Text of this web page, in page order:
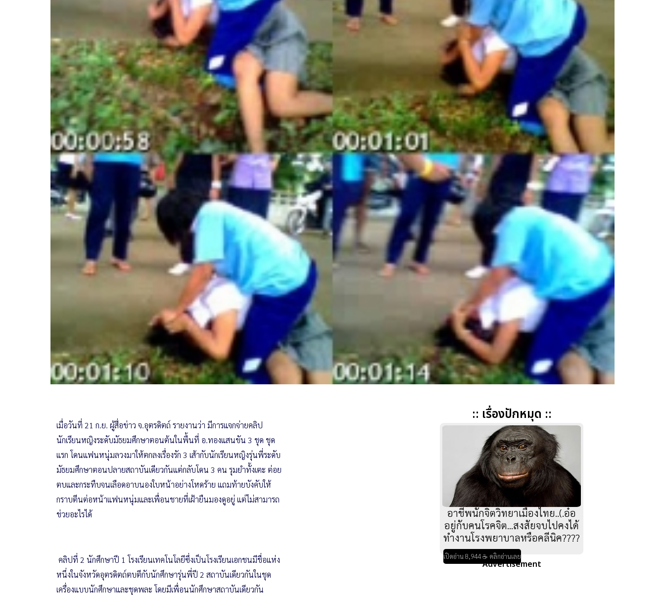
เมื่อวันที่ 21 ก.ย. ผู้สื่อข่าว จ.อุตรดิตถ์ รายงานว่า มีการแจกจ่ายคลิป
นักเรียนหญิงระดับมัธยมศึกษาตอนต้นในพื้นที่ อ.ทองแสนขัน 3 ชุด ชุด
แรก โดนแฟนหนุ่มลวงมาให้ตกลงเรื่องรัก 3 เส้ากับนักเรียนหญิงรุ่นพี่ระดับ
มัธยมศึกษาตอนปลายสถาบันเดียวกันแต่กลับโดน 3 คน รุมยำทั้งเตะ ต่อย
ตบและกระทืบจนเลือดอาบนองใบหน้าอย่างโหดร้าย แถมท้ายบังคับให้
กราบตีนต่อหน้าแฟนหนุ่มและเพื่อนชายที่เฝ้ายืนมองดูอยู่ แต่ไม่สามารถ
ช่วยอะไรได้
คลิปที่ 2 นักศึกษาปี 1 โรงเรียนเทคโนโลยีซึ่งเป็นโรงเรียนเอกชนมีชื่อแห่ง
หนึ่งในจังหวัดอุตรดิตถ์ตบตีกับนักศึกษารุ่นพี่ปี 2 สถาบันเดียวกันในชุด
เครื่องแบบนักศึกษาและชุดพละ โดยมีเพื่อนนักศึกษาสถาบันเดียวกัน
:: เรื่องปักหมุด ::
อาชีพนักจิตวิทยาเมืองไทย..(.อ๋อ
อยู่กับคนโรคจิต...สงสัยจบไปคงได้
ทำงานโรงพยาบาลหรือคลีนิค????
เปิดอ่าน 8,944 ☕ คลิกอ่านเลย
Advertisement